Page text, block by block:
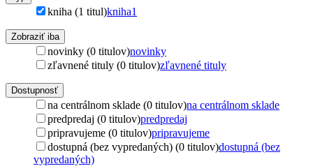
kniha (1 titul)kniha1
Zobraziť iba
novinky (0 titulov)novinky
zľavnené tituly (0 titulov)zľavnené tituly
Dostupnosť
na centrálnom sklade (0 titulov)na centrálnom sklade
predpredaj (0 titulov)predpredaj
pripravujeme (0 titulov)pripravujeme
dostupná (bez vypredaných) (0 titulov)dostupná (bez
vypredaných)